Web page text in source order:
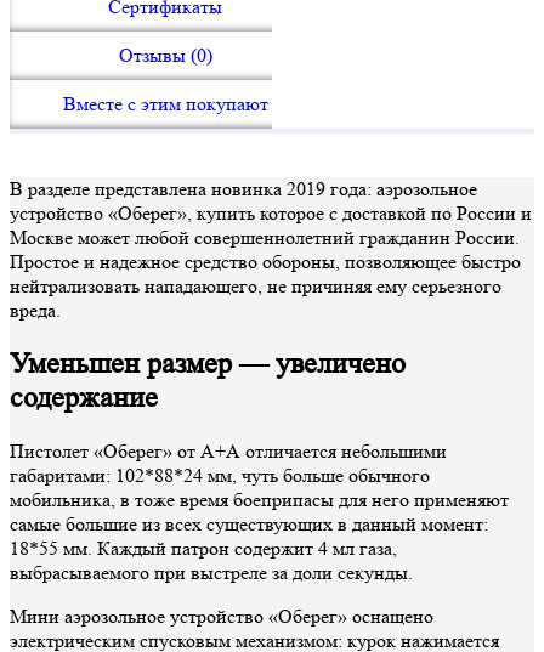
Сертификаты
Отзывы (0)
Вместе с этим покупают
В разделе представлена новинка 2019 года: аэрозольное
устройство «Оберег», купить которое с доставкой по России и
Москве может любой совершеннолетний гражданин России.
Простое и надежное средство обороны, позволяющее быстро
нейтрализовать нападающего, не причиняя ему серьезного
вреда.
Уменьшен размер — увеличено
содержание
Пистолет «Оберег» от А+А отличается небольшими
габаритами: 102*88*24 мм, чуть больше обычного
мобильника, в тоже время боеприпасы для него применяют
самые большие из всех существующих в данный момент:
18*55 мм. Каждый патрон содержит 4 мл газа,
выбрасываемого при выстреле за доли секунды.
Мини аэрозольное устройство «Оберег» оснащено
электрическим спусковым механизмом: курок нажимается